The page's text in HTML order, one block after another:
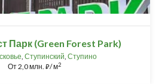
Парк (Green Forest Park)
, Ступинский, Ступино
От2,0 млн. ⃏/ м2